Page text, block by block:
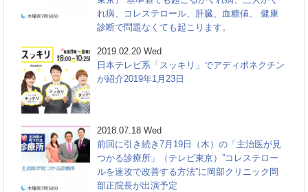
れ病、コレステロール、肝臓、血糖値、 健康
診断で問題なくても起こります。
2019.02.20 Wed
日本テレビ系「スッキリ」でアディポネクチン
が紹介2019年1月23日
2018.07.18 Wed
前回に引き続き7月19日（木）の「主治医が見
つかる診療所」（テレビ東京）”コレステロー
ルを速攻で改善する方法”に岡部クリニック岡
部正院長が出演予定